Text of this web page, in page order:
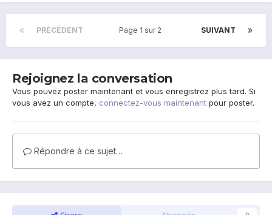
PRÉCÉDENT SUIVANT
Page 1 sur 2
Rejoignez la conversation
Vous pouvez poster maintenant et vous enregistrez plus tard. Si
vous avez un compte, connectez-vous maintenant pour poster.
Répondre à ce sujet…